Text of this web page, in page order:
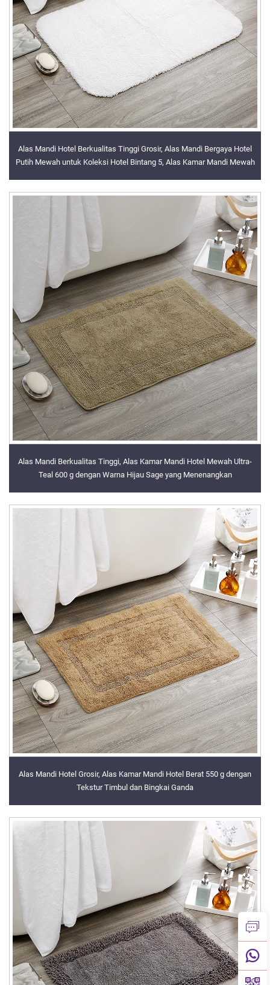
Alas Mandi Hotel Berkualitas Tinggi Grosir, Alas Mandi Bergaya Hotel
Putih Mewah untuk Koleksi Hotel Bintang 5, Alas Kamar Mandi Mewah
Alas Mandi Berkualitas Tinggi, Alas Kamar Mandi Hotel Mewah Ultra-
Teal 600 g dengan Warna Hijau Sage yang Menenangkan
Alas Mandi Hotel Grosir, Alas Kamar Mandi Hotel Berat 550 g dengan
Tekstur Timbul dan Bingkai Ganda